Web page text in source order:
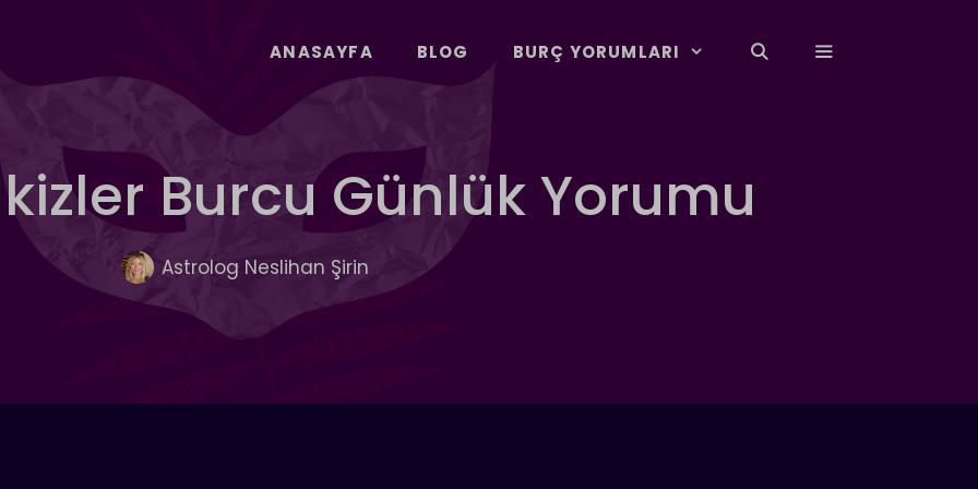
ANASAYFA BLOG BURÇ YORUMLARI
Burcu Günlük Yorumu
Astrolog Neslihan Şirin